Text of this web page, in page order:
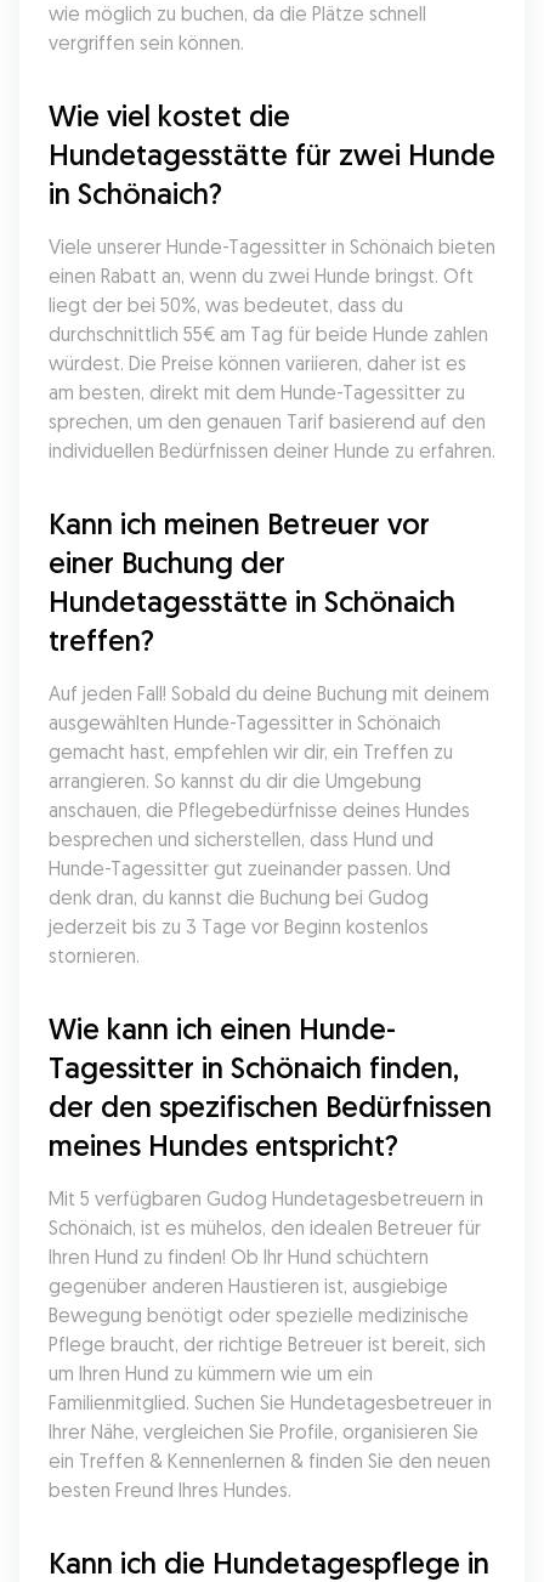
wie möglich zu buchen, da die Plätze schnell
vergriffen sein können.
Wie viel kostet die
Hundetagesstätte für zwei Hunde
in Schönaich?
Viele unserer Hunde-Tagessitter in Schönaich bieten
einen Rabatt an, wenn du zwei Hunde bringst. Oft
liegt der bei 50%, was bedeutet, dass du
durchschnittlich 55€ am Tag für beide Hunde zahlen
würdest. Die Preise können variieren, daher ist es
am besten, direkt mit dem Hunde-Tagessitter zu
sprechen, um den genauen Tarif basierend auf den
individuellen Bedürfnissen deiner Hunde zu erfahren.
Kann ich meinen Betreuer vor
einer Buchung der
Hundetagesstätte in Schönaich
treffen?
Auf jeden Fall! Sobald du deine Buchung mit deinem
ausgewählten Hunde-Tagessitter in Schönaich
gemacht hast, empfehlen wir dir, ein Treffen zu
arrangieren. So kannst du dir die Umgebung
anschauen, die Pflegebedürfnisse deines Hundes
besprechen und sicherstellen, dass Hund und
Hunde-Tagessitter gut zueinander passen. Und
denk dran, du kannst die Buchung bei Gudog
jederzeit bis zu 3 Tage vor Beginn kostenlos
stornieren.
Wie kann ich einen Hunde-
Tagessitter in Schönaich finden,
der den spezifischen Bedürfnissen
meines Hundes entspricht?
Mit 5 verfügbaren Gudog Hundetagesbetreuern in
Schönaich, ist es mühelos, den idealen Betreuer für
Ihren Hund zu finden! Ob Ihr Hund schüchtern
gegenüber anderen Haustieren ist, ausgiebige
Bewegung benötigt oder spezielle medizinische
Pflege braucht, der richtige Betreuer ist bereit, sich
um Ihren Hund zu kümmern wie um ein
Familienmitglied. Suchen Sie Hundetagesbetreuer in
Ihrer Nähe, vergleichen Sie Profile, organisieren Sie
ein Treffen & Kennenlernen & finden Sie den neuen
besten Freund Ihres Hundes.
Kann ich die Hundetagespflege in